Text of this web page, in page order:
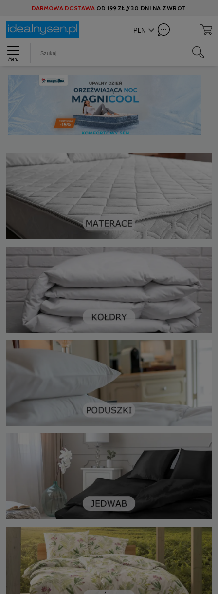
DARMOWA DOSTAWA OD 199 ZŁ //30 DNI NA ZWROT
Menu